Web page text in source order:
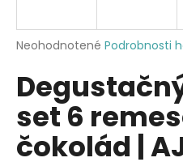
Priemerné
produktu
je
z
5
hviezdičiek.
Neohodnotené Podrobnosti
set 6
čokolád |
j
ť
?